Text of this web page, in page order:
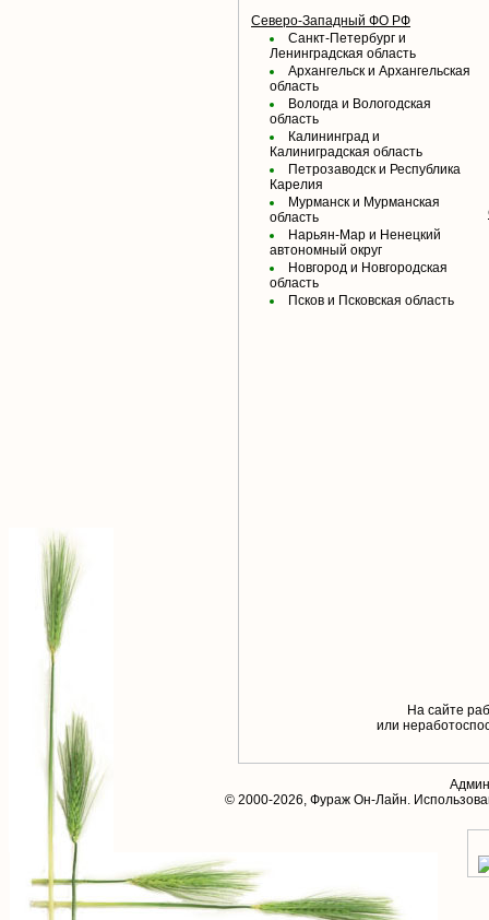
Северо-Западный ФО РФ
Санкт-Петербург и
Ленинградская область
Архангельск и Архангельская
область
Вологда и Вологодская
область
Калининград и
Калиниградская область
Петрозаводск и Республика
Карелия
Мурманск и Мурманская
область
Нарьян-Мар и Ненецкий
автономный округ
Новгород и Новгородская
область
Псков и Псковская область
На сайте
или
© 2000-2026, Фураж Он-Лайн.